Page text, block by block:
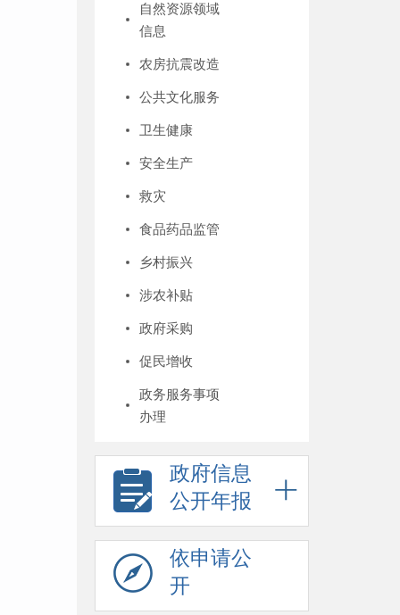
自然资源领域
信息
农房抗震改造
公共文化服务
卫生健康
安全生产
救灾
食品药品监管
乡村振兴
涉农补贴
政府采购
促民增收
政务服务事项
办理
政府信息
公开年报
依申请公
开